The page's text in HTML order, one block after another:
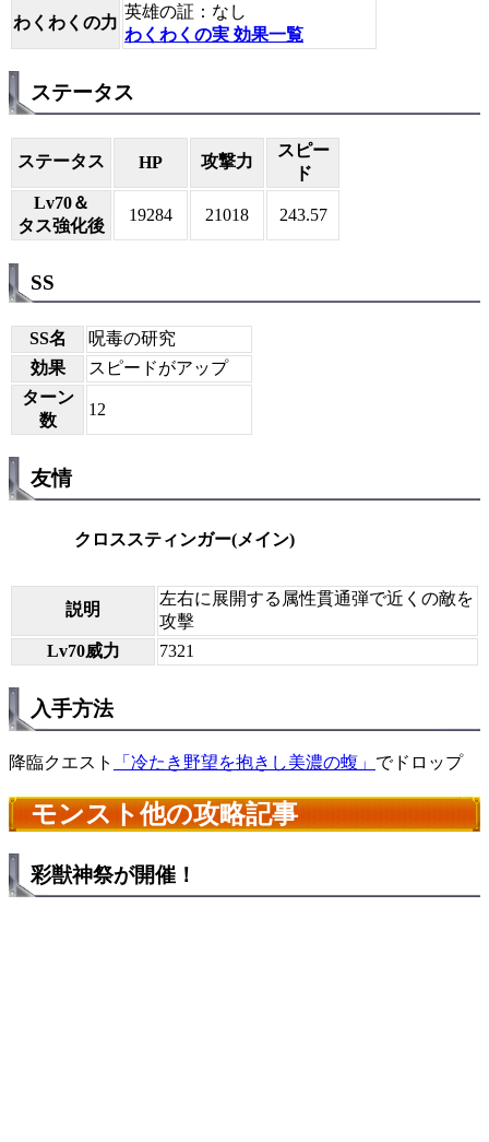
わくわくの力
英雄の証：なし
わくわくの実 効果一覧
ステータス
ステータス HP 攻撃力
スピー
ド
Lv70＆
タス強化後
19284 21018 243.57
SS
SS名
呪毒の研究
効果
スピードがアップ
ターン
数
12
友情
クロススティンガー(メイン)
説明
左右に展開する属性貫通弾で近くの敵を
攻擊
Lv70威力
7321
入手方法
降臨クエスト 「冷たき野望を抱きし美濃の蝮」 でドロップ
モンスト他の攻略記事
彩獣神祭が開催！